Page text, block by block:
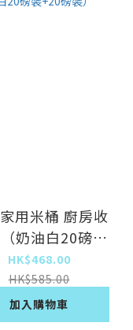
用米桶 廚房收
奶油白20磅裝
+20磅裝）
HK$468.00
HK$585.00
加入購物車